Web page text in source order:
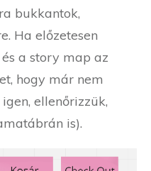
bukkantok,
Ha előzetesen
a story map az
hogy már nem
ellenőrizzük,
is).